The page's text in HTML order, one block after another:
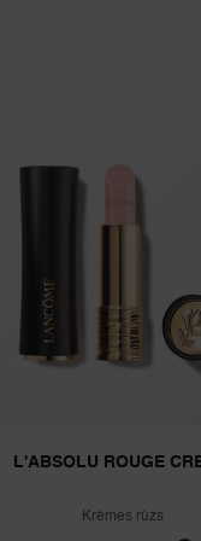
L'ABSOLU ROUGE
Krémes rúzs